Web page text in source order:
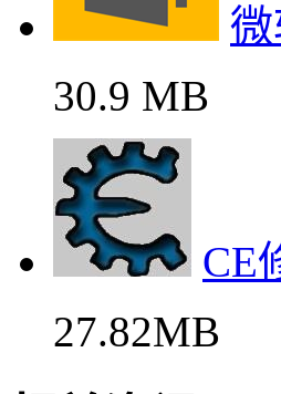
30.9 MB
CE
27.82MB